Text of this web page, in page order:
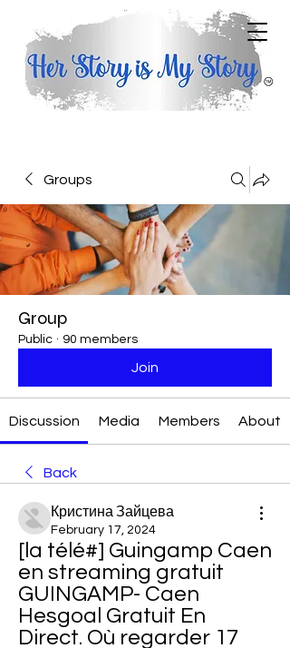
Groups
Group
Public · 90 members
Join
Discussion Media Members About
Back
Кристина Зайцева
February 17, 2024
[la télé#] Guingamp Caen
en streaming gratuit
GUINGAMP- Caen
Hesgoal Gratuit En
Direct. Où regarder 17